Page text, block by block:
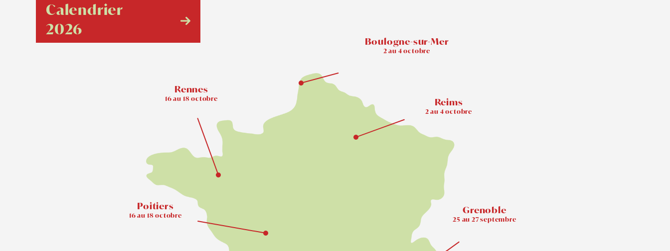
Calendrier
2026
Rennes
16 au 18 octobre
Poitiers
16 au 18 octobre
Boulogne-sur-Mer
2 au 4 octobre
Reims
2 au 4 octobre
Grenoble
25 au 27 septembre